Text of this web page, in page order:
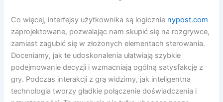
Co więcej, interfejsy użytkownika są logicznie nypost.com
zaprojektowane, pozwalając nam skupić się na rozgrywce,
zamiast zagubić się w złożonych elementach sterowania.
Doceniamy, jak te udoskonalenia ułatwiają szybkie
podejmowanie decyzji i wzmacniają ogólną satysfakcję z
gry. Podczas interakcji z grą widzimy, jak inteligentna
technologia tworzy gładkie połączenie doświadczenia i